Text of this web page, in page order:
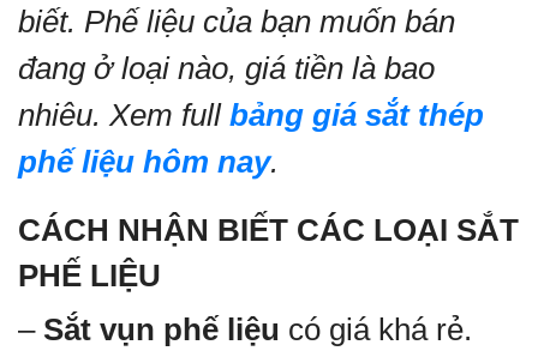
biết. Phế liệu của bạn muốn bán
đang ở loại nào, giá tiền là bao
nhiêu. Xem full bảng giá sắt thép
phế liệu hôm nay.
CÁCH NHẬN BIẾT CÁC LOẠI SẮT
PHẾ LIỆU
– Sắt vụn phế liệu có giá khá rẻ.